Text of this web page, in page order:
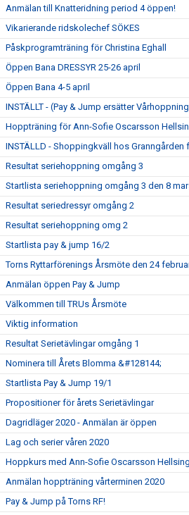
Anmälan till Knatteridning period 4 öppen!
Vikarierande ridskolechef SÖKES
Påskprogramträning för Christina Eghall
Öppen Bana DRESSYR 25-26 april
Öppen Bana 4-5 april
INSTÄLLT - (Pay & Jump ersätter
Hoppträning för Ann-Sofie Oscarsson
INSTÄLLD - Shoppingkväll hos Granngården
Resultat seriehoppning omgång 3
Startlista seriehoppning omgång 3 den 8
Resultat seriedressyr omgång 2
Resultat seriehoppning omg 2
Startlista pay & jump 16/2
Torns Ryttarförenings Årsmöte den 24
Anmälan öppen Pay & Jump
Välkommen till TRUs Årsmöte
Viktig information
Resultat Serietävlingar omgång 1
Nominera till Årets Blomma &#128144;
Startlista Pay & Jump 19/1
Propositioner för årets Serietävlingar
Dagridläger 2020 - Anmälan är öppen
Lag och serier våren 2020
Hoppkurs med Ann-Sofie Oscarsson Hellsing
Anmälan hoppträning vårterminen 2020
Pay & Jump på Torns RF!